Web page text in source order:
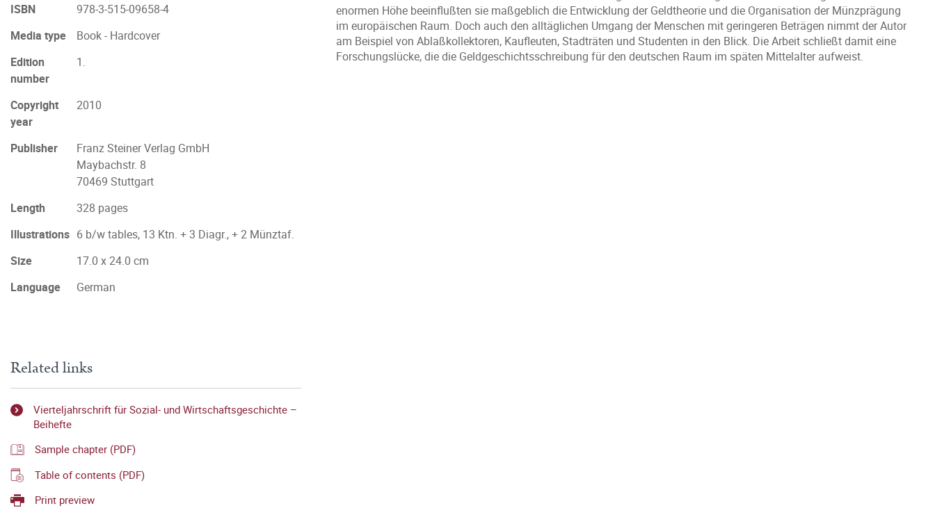
enormen Höhe beeinflußten sie maßgeblich die Entwicklung der Geldtheorie und die Organisation der Münzprägung
im europäischen Raum. Doch auch den alltäglichen Umgang der Menschen mit geringeren Beträgen nimmt der Autor
am Beispiel von Ablaßkollektoren, Kaufleuten, Stadträten und Studenten in den Blick. Die Arbeit schließt damit eine
Forschungslücke, die die Geldgeschichtsschreibung für den deutschen Raum im späten Mittelalter aufweist.
ISBN
978-3-515-09658-4
Media type
Book - Hardcover
Edition
number
1.
Copyright
year
2010
Publisher
Franz Steiner Verlag GmbH
Maybachstr. 8
70469 Stuttgart
Length
328 pages
Illustrations 6 b/w tables, 13 Ktn. + 3 Diagr., + 2 Münztaf.
Size
17.0 x 24.0 cm
Language
German
Related links
Vierteljahrschrift für Sozial- und Wirtschaftsgeschichte –
Beihefte
Sample chapter (PDF)
Table of contents (PDF)
Print preview